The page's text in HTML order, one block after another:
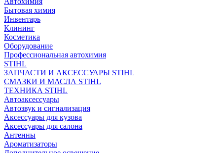
Бытовая химия
Инвентарь
Клининг
Косметика
Оборудование
Профессиональная автохимия
STIHL
ЗАПЧАСТИ И АКСЕССУАРЫ STIHL
СМАЗКИ И МАСЛА STIHL
ТЕХНИКА STIHL
Автоаксессуары
Автозвук и сигнализация
Аксессуары для кузова
Аксессуары для салона
Антенны
Ароматизаторы